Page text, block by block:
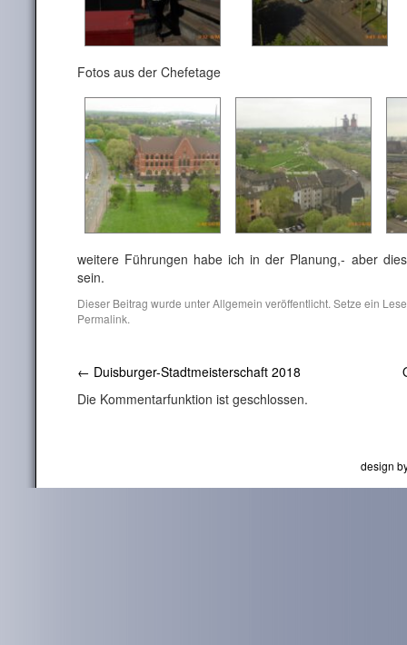
Fotos aus der Chefetage
weitere Führungen habe ich in der Planung,- aber
sein.
Dieser Beitrag wurde unterAllgemein veröffentlicht. Setze ein
Permalink.
← Duisburger-Stadtmeisterschaft 2018
Die Kommentarfunktion ist geschlossen.
design